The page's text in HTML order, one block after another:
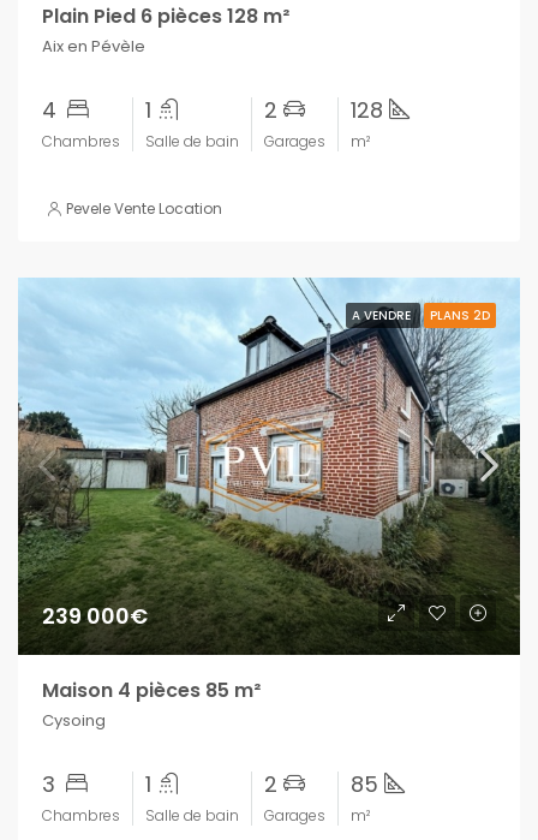
Plain Pied 6 pièces 128 m²
Aix en Pévèle
4
Chambres
1
Salle de bain
2
Garages
128
m²
Pevele Vente Location
A VENDRE PLANS 2D
239 000€
Maison 4 pièces 85 m²
Cysoing
3
Chambres
1
Salle de bain
2
Garages
85
m²